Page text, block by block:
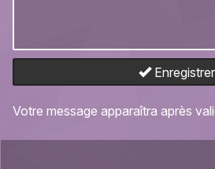
Enregistrer
Votre message apparaîtra après